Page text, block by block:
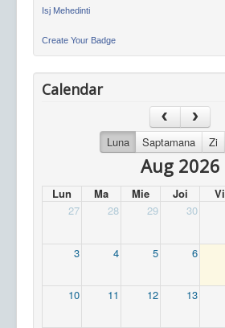
Isj Mehedinti
Create Your Badge
Calendar
Luna Saptamana Zi
Aug 2026
Lun Ma Mie Joi Vi
27
28 29 30
3 4 5 6
10 11 12 13